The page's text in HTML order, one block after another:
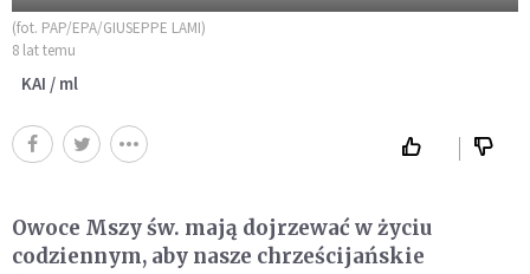
(fot. PAP/EPA/GIUSEPPE LAMI)
8 lat temu
KAI / ml
Owoce Mszy św. mają dojrzewać w życiu
codziennym, aby nasze chrześcijańskie